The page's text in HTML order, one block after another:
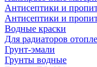
Антисептики и
Антисептики и
Водные краски
Для радиаторов
Грунт-эмали
Грунты водные